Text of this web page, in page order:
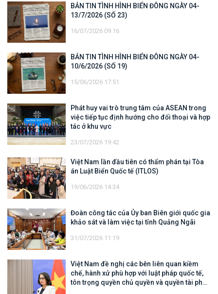
BẢN TIN TÌNH HÌNH BIỂN ĐÔNG NGÀY 04-
13/7/2026 (SỐ 23)
16/07/2026 09:16
BẢN TIN TÌNH HÌNH BIỂN ĐÔNG NGÀY 04-
10/6/2026 (SỐ 19)
15/06/2026 17:51
Phát huy vai trò trung tâm của ASEAN trong
việc tiếp tục định hướng cho đối thoại và hợp
tác ở khu vực
23/07/2026 19:42
Việt Nam lần đầu tiên có thẩm phán tại Tòa
án Luật Biển Quốc tế (ITLOS)
19/06/2026 14:34
Đoàn công tác của Ủy ban Biên giới quốc gia
khảo sát và làm việc tại tỉnh Quảng Ngãi
31/07/2026 11:19
Việt Nam đề nghị các bên liên quan kiềm
chế, hành xử phù hợp với luật pháp quốc tế,
tôn trọng quyền chủ quyền và quyền tài phán